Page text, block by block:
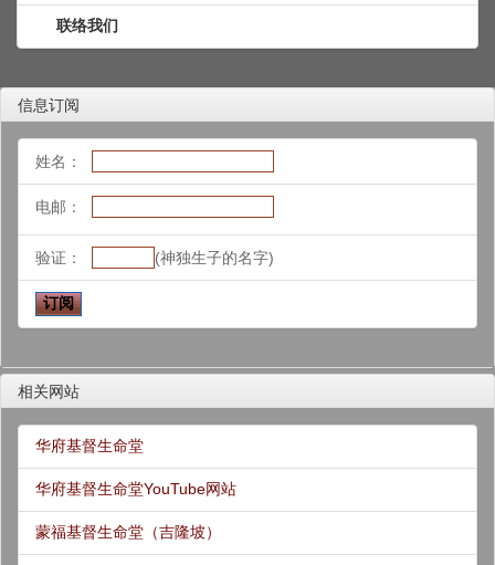
联络我们
信息订阅
姓名：
电邮：
验证： (神独生子的名字)
相关网站
华府基督生命堂
华府基督生命堂YouTube网站
蒙福基督生命堂（吉隆坡）